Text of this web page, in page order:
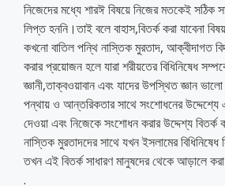
নিজেদের মধ্যে শারঈ বিষয়ে নিজের মতকেই সঠিক
লিপ্ত হননি।তাই বলে বাহাস,বিতর্ক করা যাবেনা
কখনো বাতিল পন্থি নাস্তিক মুরতাদ, আক্বীদাগত
করার প্রয়োজন হলে যারা শরীয়তের বিধিনিষেধ
জ্ঞানী,তাক্বওয়াবান এবং যাদের উপস্থিত জ্ঞান
পন্থায় ও আন্তরিকতার সাথে সংশোধনের
দেওয়া এবং নিজেকে সংশোধন করার উদ্দেশ্য
নাস্তিক মুরতাদদের সাথে যখন ইসলামের বিধিনিষেধ
তখন এই বিতর্ক সাধারণ মানুষদের থেকে আড়ালে
.